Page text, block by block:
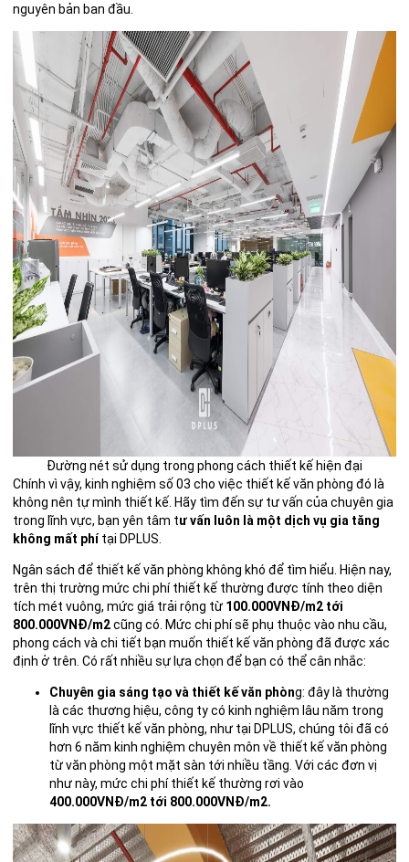
nguyên bản ban đầu.
Đường nét sử dụng trong phong cách thiết kế hiện đại
Chính vì vậy, kinh nghiệm số 03 cho việc thiết kế văn phòng đó là
không nên tự mình thiết kế. Hãy tìm đến sự tư vấn của chuyên gia
trong lĩnh vực, bạn yên tâm tư vấn luôn là một dịch vụ gia tăng
không mất phítại DPLUS.
Ngân sách để thiết kế văn phòng không khó để tìm hiểu. Hiện nay,
trên thị trường mức chi phí thiết kế thường được tính theo diện
tích mét vuông, mức giá trải rộng từ 100.000VNĐ/m2 tới
800.000VNĐ/m2cũng có. Mức chi phí sẽ phụ thuộc vào nhu cầu,
phong cách và chi tiết bạn muốn thiết kế văn phòng đã được xác
định ở trên. Có rất nhiều sự lựa chọn để bạn có thể cân nhắc:
Chuyên gia sáng tạo và thiết kế văn phòng: đây là thường
là các thương hiệu, công ty có kinh nghiệm lâu năm trong
lĩnh vực thiết kế văn phòng, như tại DPLUS, chúng tôi đã có
hơn 6 năm kinh nghiệm chuyên môn về thiết kế văn phòng
từ văn phòng một mặt sàn tới nhiều tầng. Với các đơn vị
như này, mức chi phí thiết kế thường rơi vào
400.000VNĐ/m2 tới 800.000VNĐ/m2.